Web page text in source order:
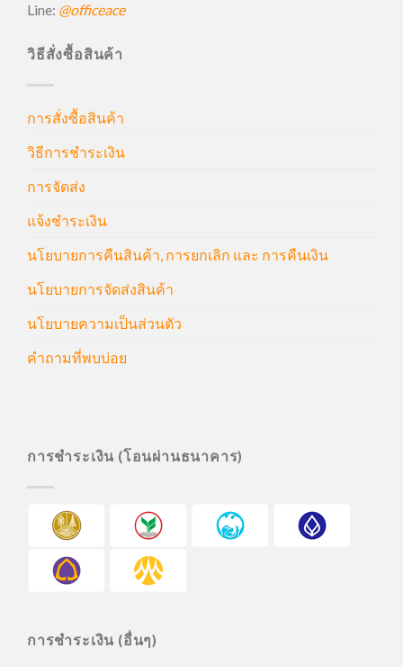
Line: @officeace
วิธีสั่งซื้อสินค้า
การสั่งซื้อสินค้า
วิธีการชำระเงิน
การจัดส่ง
แจ้งชำระเงิน
นโยบายการคืนสินค้า, การยกเลิก และ การคืนเงิน
นโยบายการจัดส่งสินค้า
นโยบายความเป็นส่วนตัว
คำถามที่พบบ่อย
การชำระเงิน (โอนผ่านธนาคาร)
การชำระเงิน (อื่นๆ)